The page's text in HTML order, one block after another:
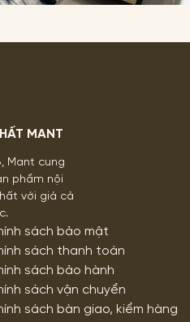
MANT
Mant cung
phẩm nội
với giá cả
sách bảo mật
sách thanh toán
sách bảo hành
sách vận chuyển
sách bàn giao, kiểm hàng